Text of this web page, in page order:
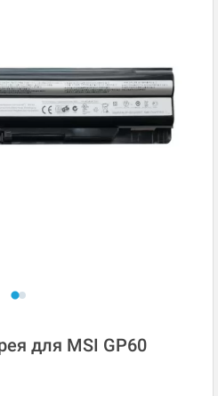
для MSI GP60